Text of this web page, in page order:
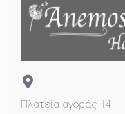
Πλατεία αγοράς 14